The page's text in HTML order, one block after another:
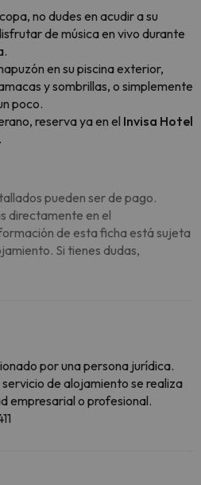
no dudes en acudir a su
de música en vivo durante
en su piscina exterior,
y sombrillas, o simplemente
poco.
reserva ya en el Invisa Hotel
pueden ser de pago.
directamente en el
de esta ficha está sujeta
Si tienes dudas,
por una persona jurídica.
de alojamiento se realiza
empresarial o profesional.